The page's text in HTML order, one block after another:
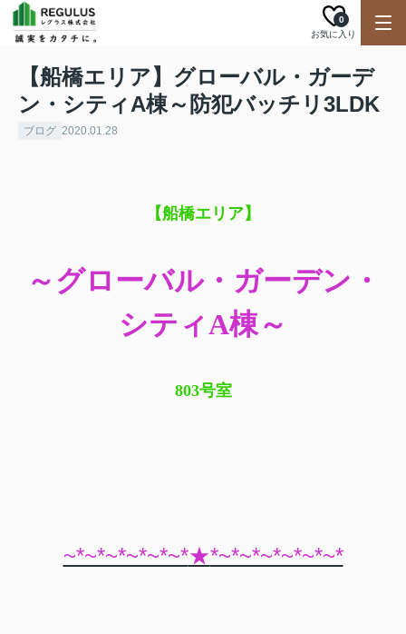
お気に入り
0
【船橋エリア】グローバル・ガーデ
ン・シティA棟～防犯バッチリ3LDK
ブログ 2020.01.28
【船橋エリア】
～グローバル・ガーデン・
シティA棟～
803号室
~*~*~*~*~*~*★*~*~*~*~*~*~*